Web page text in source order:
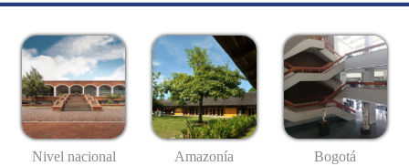
Nivel nacional Amazonía Bogotá